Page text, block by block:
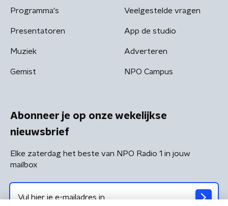
Programma's
Presentatoren
Muziek
Gemist
Veelgestelde vragen
App de studio
Adverteren
NPO Campus
Abonneer je op onze wekelijkse
nieuwsbrief
Elke zaterdag het beste van NPO Radio 1 in jouw
mailbox